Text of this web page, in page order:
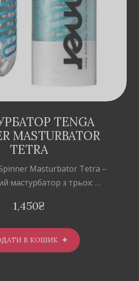
КОШИК
TENGA
MASTURBATOR
TETRA
Masturbator Tetra –
мастурбатор з трьох: …
1,450₴
В КОШИК